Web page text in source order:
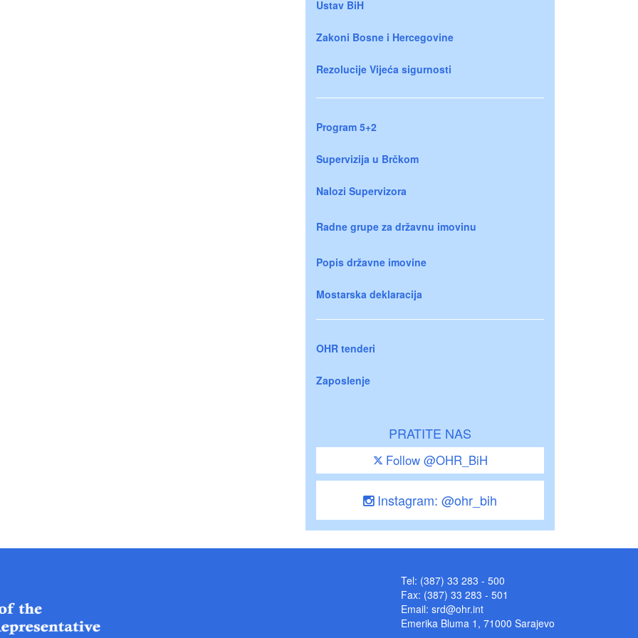
Ustav BiH
Zakoni Bosne i Hercegovine
Rezolucije Vijeća sigurnosti
Program 5+2
Supervizija u Brčkom
Nalozi Supervizora
Radne grupe za državnu imovinu
Popis državne imovine
Mostarska deklaracija
OHR tenderi
Zaposlenje
PRATITE NAS
Follow @OHR_BiH
Instagram: @ohr_bih
Tel: (387) 33 283 - 500
Fax: (387) 33 283 - 501
Email: srd@ohr.int
Emerika Bluma 1, 71000 Sarajevo